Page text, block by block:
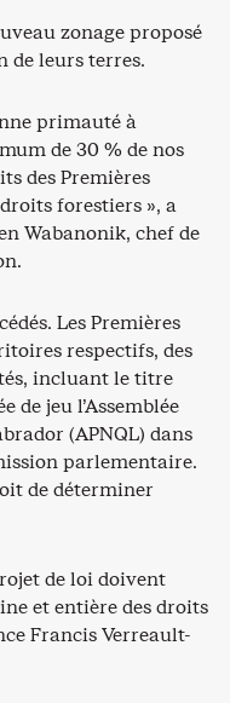
zonage proposé
de leurs terres.
primauté à
de 30 % de nos
des Premières
forestiers », a
Wabanonik, chef de
Les Premières
respectifs, des
incluant le titre
de jeu l’Assemblée
(APNQL) dans
parlementaire.
de déterminer
de loi doivent
et entière des droits
Francis Verreault-